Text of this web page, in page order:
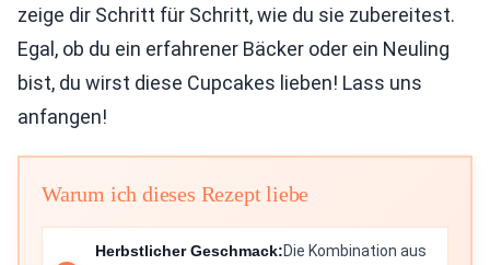
zeige dir Schritt für Schritt, wie du sie zubereitest.
Egal, ob du ein erfahrener Bäcker oder ein Neuling
bist, du wirst diese Cupcakes lieben! Lass uns
anfangen!
Warum ich dieses Rezept liebe
Herbstlicher Geschmack:Die Kombination aus